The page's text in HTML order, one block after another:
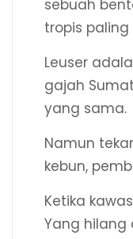
sebuah
tropis
Leuser
gajah
yang sama.
Namun
kebun,
Ketika
Yang hilang